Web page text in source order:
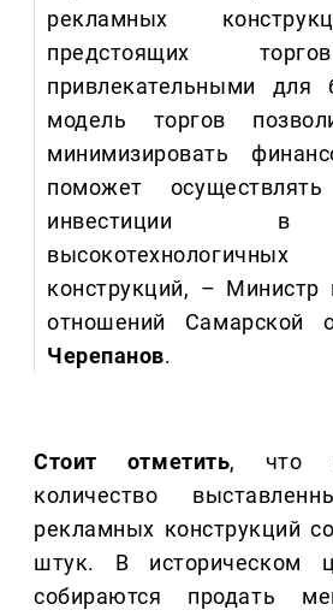
рекламных
предстоящих
привлекательными для
модель торгов
минимизировать
поможет
инвестиции в
конструкций, – Министр
отношений Самарской
Черепанов.
Стоит отметить, что
количество
рекламных конструкций
штук. В историческом
собираются продать